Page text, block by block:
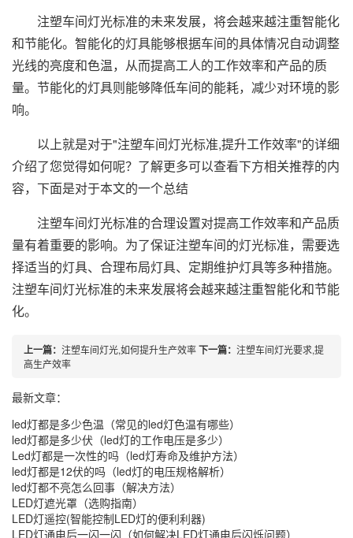
注塑车间灯光标准的未来发展，将会越来越注重智能化
和节能化。智能化的灯具能够根据车间的具体情况自动调整
光线的亮度和色温，从而提高工人的工作效率和产品的质
量。节能化的灯具则能够降低车间的能耗，减少对环境的影
响。
以上就是对于"注塑车间灯光标准,提升工作效率"的详细
介绍了您觉得如何呢？了解更多可以查看下方相关推荐的内
容，下面是对于本文的一个总结
注塑车间灯光标准的合理设置对提高工作效率和产品质
量有着重要的影响。为了保证注塑车间的灯光标准，需要选
择适当的灯具、合理布局灯具、定期维护灯具等多种措施。
注塑车间灯光标准的未来发展将会越来越注重智能化和节能
化。
上一篇： 注塑车间灯光,如何提升生产效率下一篇： 注塑车间灯光要求,提
高生产效率
最新文章：
led灯都是多少色温（常见的led灯色温有哪些）
led灯都是多少伏（led灯的工作电压是多少）
Led灯都是一次性的吗（led灯寿命及维护方法）
led灯都是12伏的吗（led灯的电压规格解析）
led灯都不亮怎么回事（解决方法）
LED灯遮光罩（选购指南）
LED灯遥控(智能控制LED灯的便利利器)
LED灯通电后一闪一闪（如何解决LED灯通电后闪烁问题）